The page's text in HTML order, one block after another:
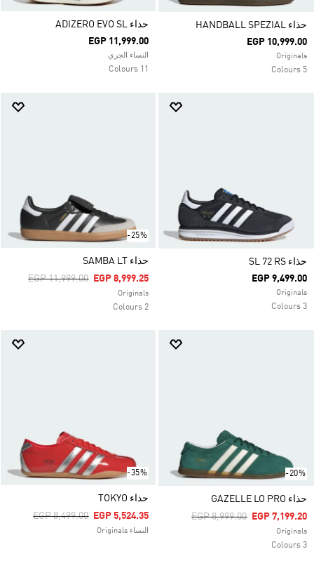
حذاء HANDBALL SPEZIAL
EGP 10,999.00
Originals
5 Colours
حذاء ADIZERO EVO SL
EGP 11,999.00
النساء الجري
11 Colours
حذاء SL 72 RS
EGP 9,499.00
Originals
3 Colours
-25%
حذاء SAMBA LT
Price Reduced From
EGP 11,999.00ToEGP 8,999.25
Originals
2 Colours
-20%
حذاء GAZELLE LO PRO
Price Reduced From
EGP 8,999.00ToEGP 7,199.20
Originals
3 Colours
-35%
حذاء TOKYO
Price Reduced From
EGP 8,499.00ToEGP 5,524.35
النساء Originals